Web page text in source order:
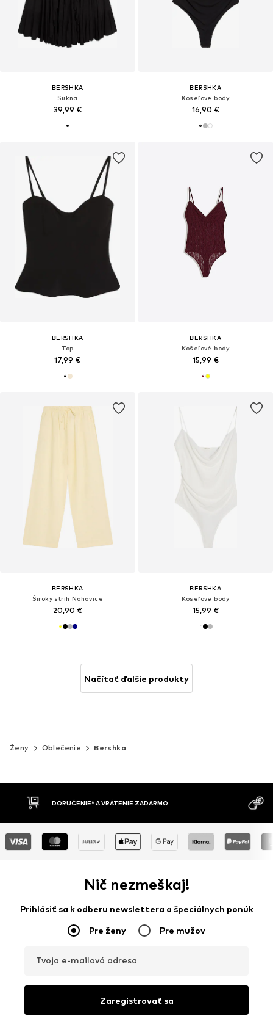
BERSHKA
Sukňa
39,99 €
BERSHKA
Košeľové body
16,90 €
BERSHKA
Top
17,99 €
BERSHKA
Košeľové body
15,99 €
BERSHKA
Široký strih Nohavice
20,90 €
BERSHKA
Košeľové body
15,99 €
Načítať ďalšie produkty
Ženy Oblečenie Bershka
DOBIERKA
MOŽNOSŤ
Nič nezmeškaj!
Prihlásiť sa k odberu newslettera a špeciálnych ponúk
Pre ženy Pre mužov
Tvoja e-mailová adresa
Zaregistrovať sa